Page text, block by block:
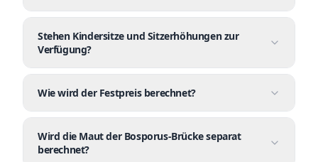
Stehen Kindersitze und Sitzerhöhungen zur
Verfügung?
Wie wird der Festpreis berechnet?
Wird die Maut der Bosporus-Brücke separat
berechnet?